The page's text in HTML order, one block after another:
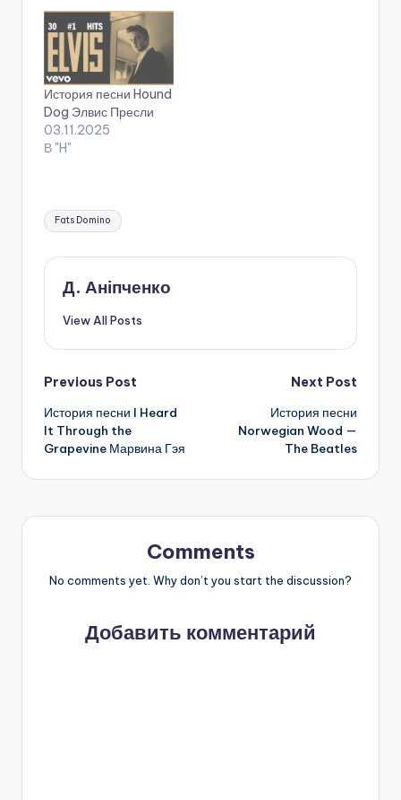
История песни Hound
Dog Элвис Пресли
03.11.2025
В "H"
Tags:
Fats Domino
Д. Аніпченко
View All Posts
Post
navigation
Previous Post
История песни I Heard
It Through the
Grapevine Марвина Гэя
Next Post
История песни
Norwegian Wood —
The Beatles
Comments
No comments yet. Why don’t you start the discussion?
Добавить комментарий